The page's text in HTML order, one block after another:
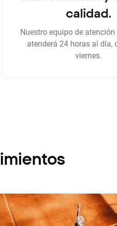
calidad.
Nuestro equipo de
atenderá 24 horas al día,
viernes.